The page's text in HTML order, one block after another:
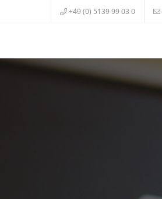
+49 (0) 5139 99 03 0